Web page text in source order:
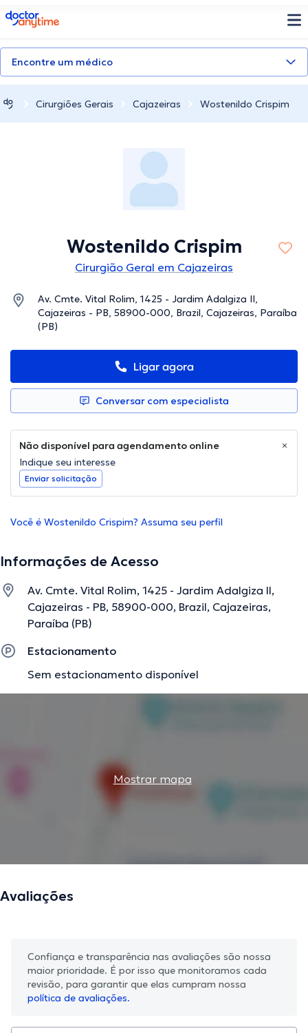
doctoranytime
Encontre um médico
Cirurgiões Gerais Cajazeiras Wostenildo Crispim
Wostenildo Crispim
Cirurgião Geral em Cajazeiras
Av. Cmte. Vital Rolim, 1425 - Jardim Adalgiza II,
Cajazeiras - PB, 58900-000, Brazil, Cajazeiras, Paraíba
(PB)
Ligar agora
Conversar com especialista
Não disponível para agendamento online
Indique seu interesse
Enviar solicitação
Você é Wostenildo Crispim? Assuma seu perfil
Informações de Acesso
Av. Cmte. Vital Rolim, 1425 - Jardim Adalgiza II,
Cajazeiras - PB, 58900-000, Brazil, Cajazeiras,
Paraíba (PB)
Estacionamento
Sem estacionamento disponível
Mostrar mapa
Avaliações
Confiança e transparência nas avaliações são nossa
maior prioridade. É por isso que monitoramos cada
revisão, para garantir que elas cumpram nossa
política de avaliações.